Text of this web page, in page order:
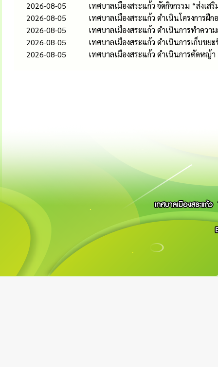
2026-08-05
เทศบาลเมืองสระแก้ว จัดกิจกรรม “ส่งเ
2026-08-05
เทศบาลเมืองสระแก้ว ดำเนินโครงการ
2026-08-05
เทศบาลเมืองสระแก้ว ดำเนินการทำควา
2026-08-05
เทศบาลเมืองสระแก้ว ดำเนินการเก็บขย
2026-08-05
เทศบาลเมืองสระแก้ว ดำเนินการตัดหญ้า